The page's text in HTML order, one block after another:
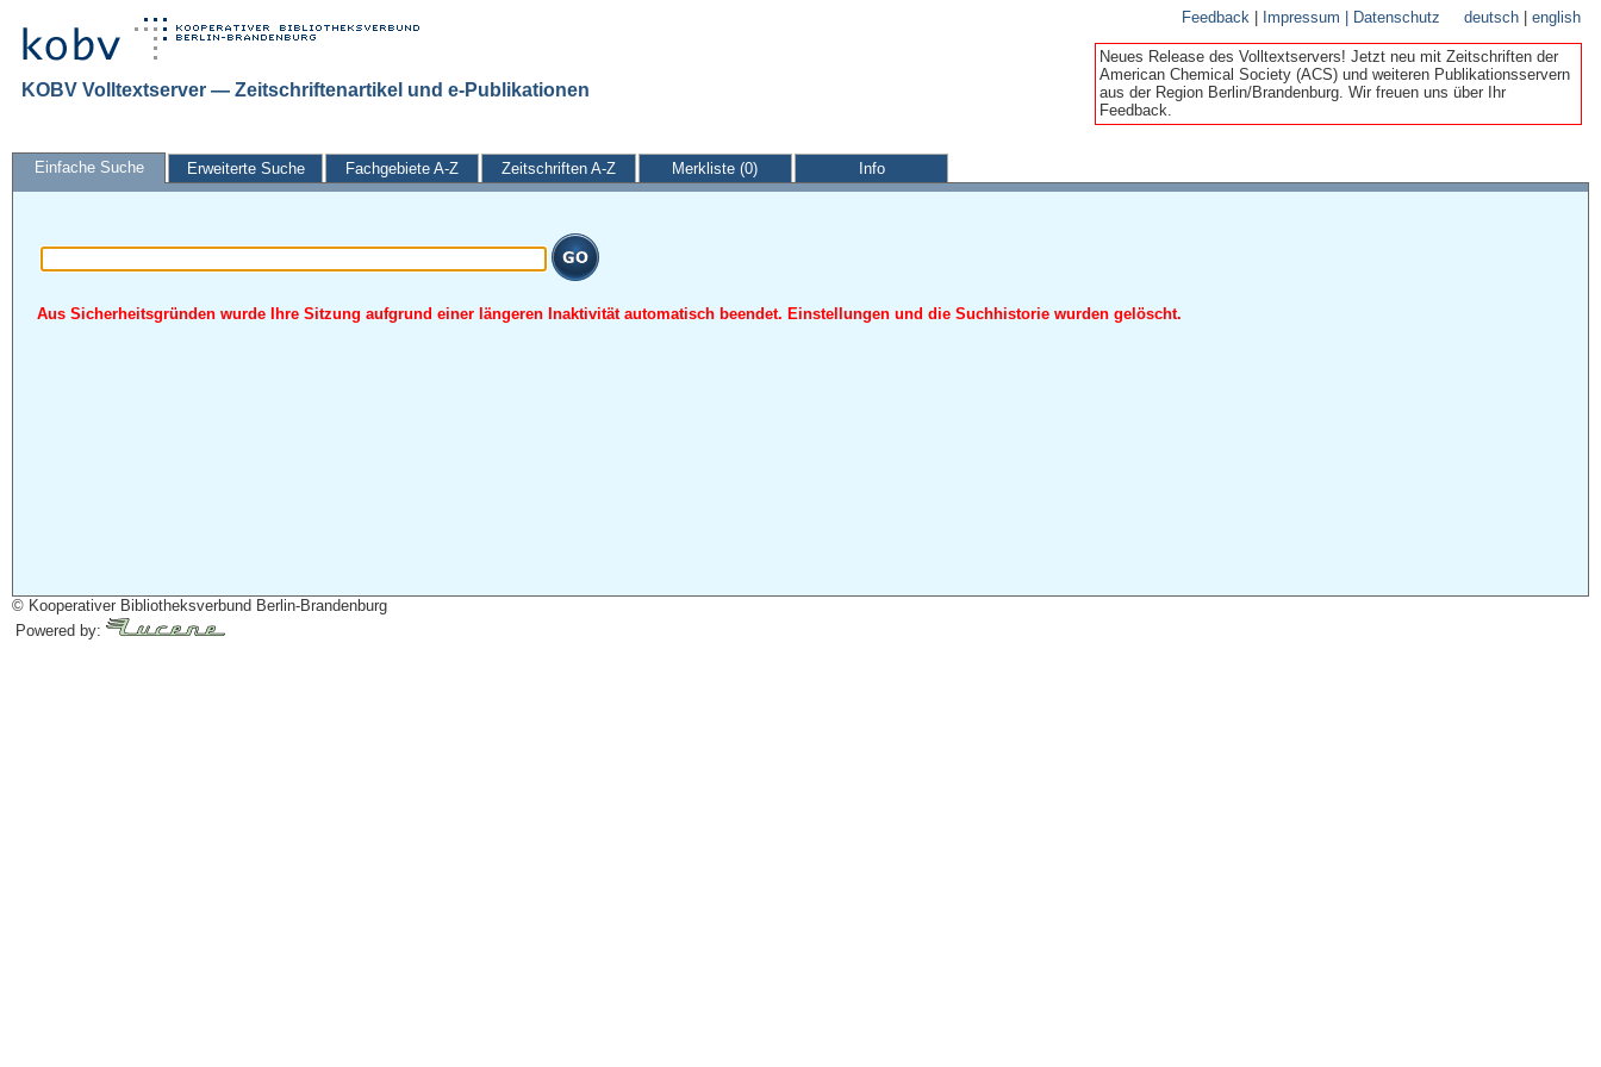
Feedback Impressum | Datenschutz deutsch |english
KOBV Volltextserver — Zeitschriftenartikel und e-Publikationen
Neues Release des Volltextservers! Jetzt neu mit Zeitschriften der
American Chemical Society (ACS) und weiteren Publikationsservern
aus der Region Berlin/Brandenburg. Wir freuen uns über Ihr
Feedback.
Einfache Suche Erweiterte Suche Fachgebiete A-Z Zeitschriften A-Z Merkliste (0) Info
Aus Sicherheitsgründen wurde Ihre Sitzung aufgrund einer längeren Inaktivität automatisch beendet. Einstellungen und die Suchhistorie wurden gelöscht.
© Kooperativer Bibliotheksverbund Berlin-Brandenburg
Powered by: